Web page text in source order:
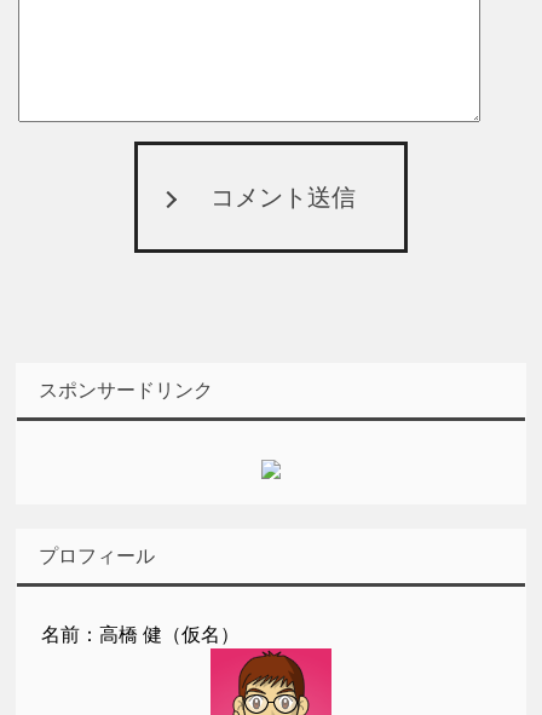
コメント送信
スポンサードリンク
プロフィール
名前：高橋 健（仮名）